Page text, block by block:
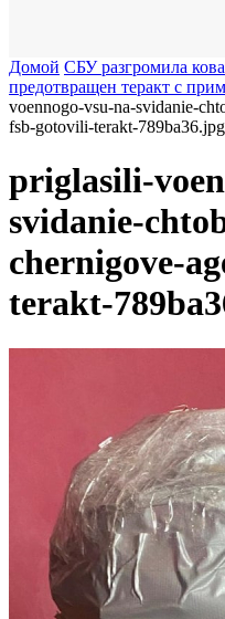
Домой СБУ разгромила
предотвращен теракт с
voennogo-vsu-na-svidanie-
fsb-gotovili-terakt-789ba36.jpg
priglasili-
svidanie-
chernigove-
terakt-